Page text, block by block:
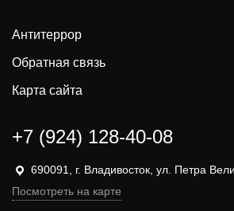
Антитеррор
Обратная связь
Карта сайта
+7 (924) 128-40-08
690091, г. Владивосток, ул. Петра
Посмотреть на карте